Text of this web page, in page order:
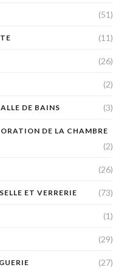
(51)
(11)
(26)
(2)
DE BAINS (3)
DE LA CHAMBRE
(2)
(26)
ET VERRERIE (73)
(1)
(29)
(27)